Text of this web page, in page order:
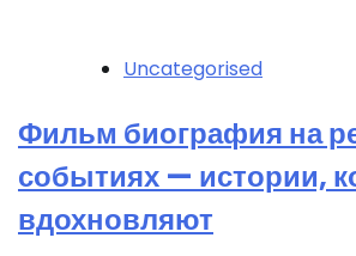
Uncategorised
Фильм биография на
событиях — истории,
вдохновляют